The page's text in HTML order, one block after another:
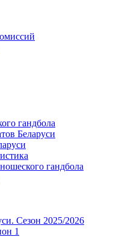
гандбола
Беларуси
гандбола
Сезон 2025/2026
1